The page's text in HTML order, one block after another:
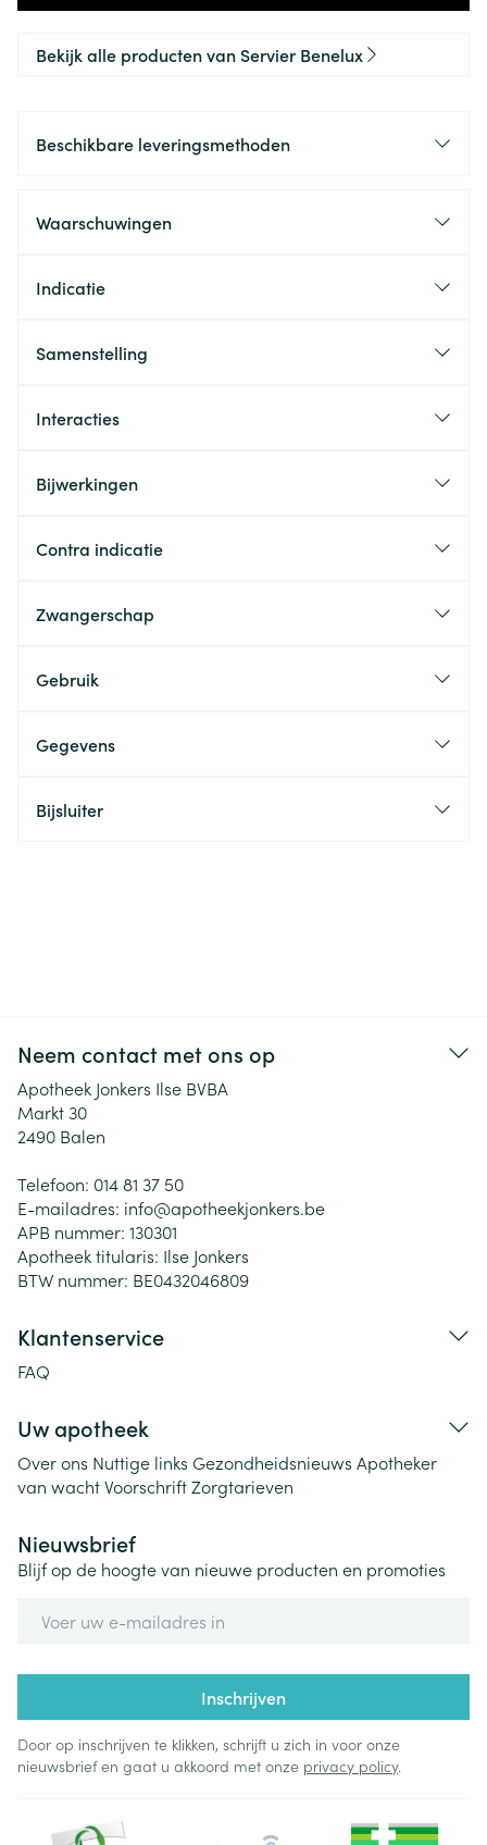
Bekijk alle producten van Servier Benelux
Beschikbare leveringsmethoden
Waarschuwingen
Indicatie
Samenstelling
Interacties
Bijwerkingen
Contra indicatie
Zwangerschap
Gebruik
Gegevens
Bijsluiter
Neem contact met ons op
Apotheek Jonkers Ilse BVBA
Markt 30
2490 Balen
Telefoon: 014 81 37 50
E-mailadres: info@apotheekjonkers.be
APB nummer: 130301
Apotheek titularis: Ilse Jonkers
BTW nummer: BE0432046809
Klantenservice
FAQ
Uw apotheek
Over ons Nuttige links Gezondheidsnieuws Apotheker
van wachtVoorschriftZorgtarieven
Nieuwsbrief
Blijf op de hoogte van nieuwe producten en promoties
Inschrijven
Door op inschrijven te klikken, schrijft u zich in voor onze
nieuwsbrief en gaat u akkoord met onze privacy policy.